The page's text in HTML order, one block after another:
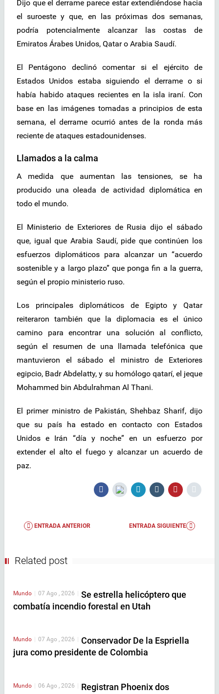
Dijo que el derrame parece estar extendiéndose hacia
el suroeste y que, en las próximas dos semanas,
podría potencialmente alcanzar las costas de
Emiratos Árabes Unidos, Qatar o Arabia Saudí.
El Pentágono declinó comentar si el ejército de
Estados Unidos estaba siguiendo el derrame o si
había habido ataques recientes en la isla iraní. Con
base en las imágenes tomadas a principios de esta
semana, el derrame ocurrió antes de la ronda más
reciente de ataques estadounidenses.
Llamados a la calma
A medida que aumentan las tensiones, se ha
producido una oleada de actividad diplomática en
todo el mundo.
El Ministerio de Exteriores de Rusia dijo el sábado
que, igual que Arabia Saudí, pide que continúen los
esfuerzos diplomáticos para alcanzar un “acuerdo
sostenible y a largo plazo” que ponga fin a la guerra,
según el propio ministerio ruso.
Los principales diplomáticos de Egipto y Qatar
reiteraron también que la diplomacia es el único
camino para encontrar una solución al conflicto,
según el resumen de una llamada telefónica que
mantuvieron el sábado el ministro de Exteriores
egipcio, Badr Abdelatty, y su homólogo qatarí, el jeque
Mohammed bin Abdulrahman Al Thani.
El primer ministro de Pakistán, Shehbaz Sharif, dijo
que su país ha estado en contacto con Estados
Unidos e Irán “día y noche” en un esfuerzo por
extender el alto el fuego y alcanzar un acuerdo de
paz.
ENTRADA ANTERIOR ENTRADA SIGUIENTE
Related post
Mundo | 07 Ago , 2026 | Se estrella helicóptero que
combatía incendio forestal en Utah
Mundo 07 Ago , 2026
Conservador De la Espriella
jura como presidente de Colombia
Mundo | 06 Ago , 2026 | Registran Phoenix dos